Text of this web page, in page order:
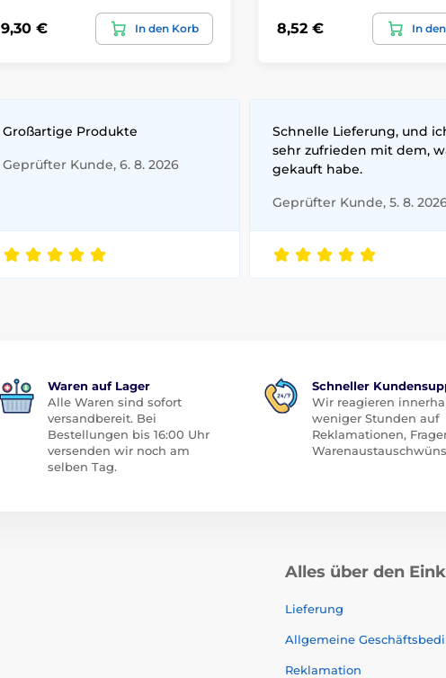
9,30 € In den Korb 8,52 € In
Großartige Produkte
Geprüfter Kunde, 6. 8. 2026
Schnelle Lieferung, und
sehr zufrieden mit dem,
gekauft habe.
Geprüfter Kunde, 5. 8.
Waren auf Lager
Alle Waren sind sofort
versandbereit. Bei
Bestellungen bis 16:00 Uhr
versenden wir noch am
selben Tag.
Schneller
Wir reagieren
weniger Stunden auf
Reklamationen,
Alles über den
Lieferung
Allgemeine
Reklamation